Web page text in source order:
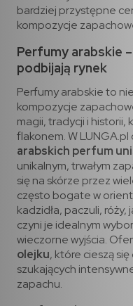
bardziej przystępne
kompozycje
Perfumy arabskie
podbijają rynek
Perfumy arabskie to
kompozycje
magii, tradycji i historii,
flakonem. W
arabskich perfum
unikalnym, trwałym
się na skórze przez
często bogate w
kadzidła, paczuli,
czyni je idealnym
wieczorne wyjścia.
olejku, które cieszą
szukających
zapachu.